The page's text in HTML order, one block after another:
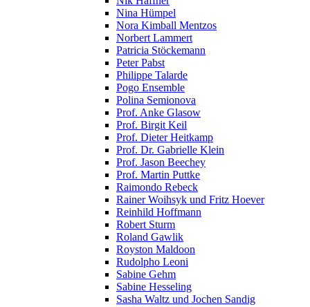
Nina Hümpel
Nora Kimball Mentzos
Norbert Lammert
Patricia Stöckemann
Peter Pabst
Philippe Talarde
Pogo Ensemble
Polina Semionova
Prof. Anke Glasow
Prof. Birgit Keil
Prof. Dieter Heitkamp
Prof. Dr. Gabrielle Klein
Prof. Jason Beechey
Prof. Martin Puttke
Raimondo Rebeck
Rainer Woihsyk und Fritz Hoever
Reinhild Hoffmann
Robert Sturm
Roland Gawlik
Royston Maldoon
Rudolpho Leoni
Sabine Gehm
Sabine Hesseling
Sasha Waltz und Jochen Sandig